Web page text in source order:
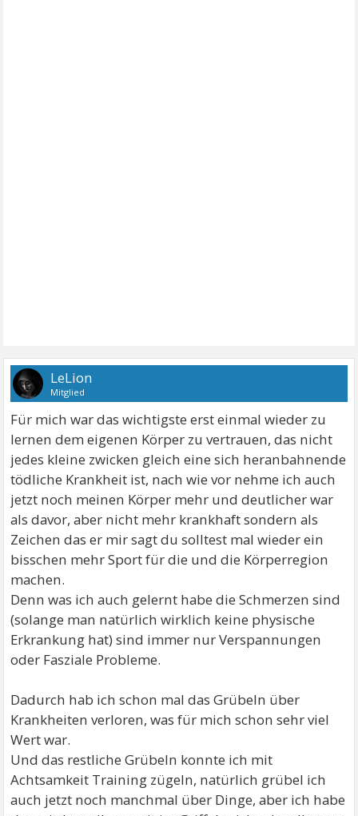
LeLion
Mitglied
Für mich war das wichtigste erst einmal wieder zu
lernen dem eigenen Körper zu vertrauen, das nicht
jedes kleine zwicken gleich eine sich heranbahnende
tödliche Krankheit ist, nach wie vor nehme ich auch
jetzt noch meinen Körper mehr und deutlicher war
als davor, aber nicht mehr krankhaft sondern als
Zeichen das er mir sagt du solltest mal wieder ein
bisschen mehr Sport für die und die Körperregion
machen.
Denn was ich auch gelernt habe die Schmerzen sind
(solange man natürlich wirklich keine physische
Erkrankung hat) sind immer nur Verspannungen
oder Fasziale Probleme.
Dadurch hab ich schon mal das Grübeln über
Krankheiten verloren, was für mich schon sehr viel
Wert war.
Und das restliche Grübeln konnte ich mit
Achtsamkeit Training zügeln, natürlich grübel ich
auch jetzt noch manchmal über Dinge, aber ich habe